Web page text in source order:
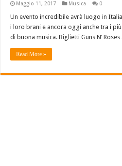
Maggio 11, 2017 Musica 0
Un evento incredibile avrà luogo in
i loro brani e ancora oggi anche tra i
di buona musica. Biglietti Guns N’
Read More »